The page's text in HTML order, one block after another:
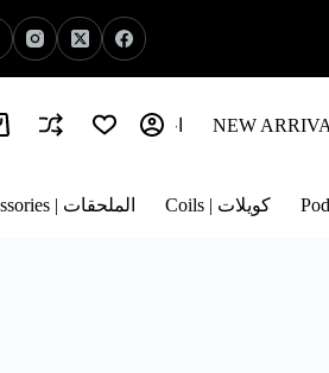
اخبار الفيب | Vape News
كويلات | Coils الملحقات | Accessories